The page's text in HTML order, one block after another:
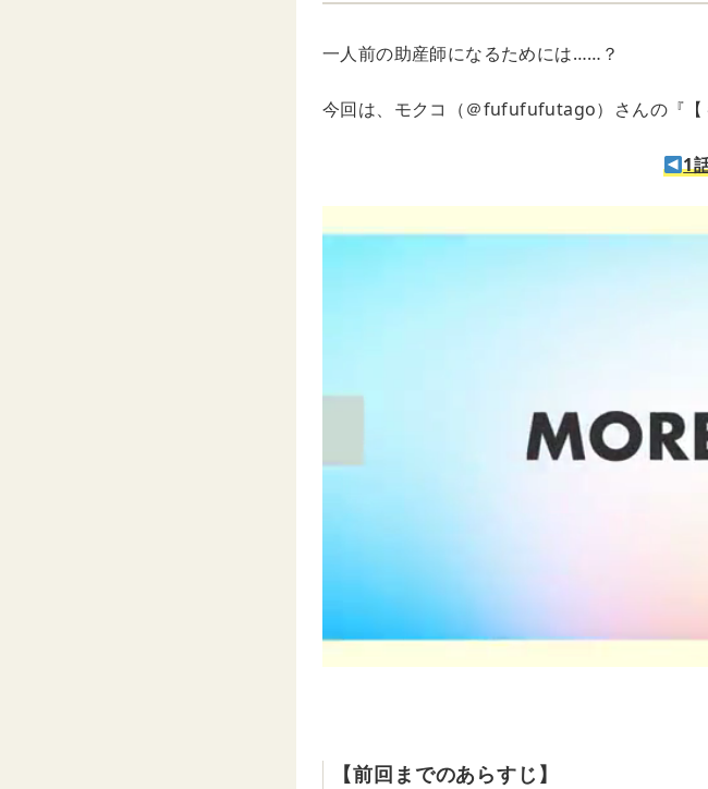
一人前の助産師になるためには……？
今回は、モクコ（＠fufufufutago）さんの『【
1
【前回までのあらすじ】